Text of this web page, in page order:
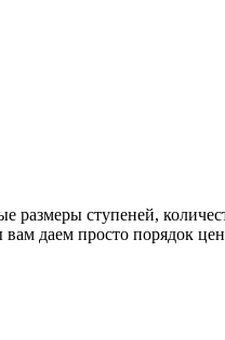
ступеней,
даем просто порядок